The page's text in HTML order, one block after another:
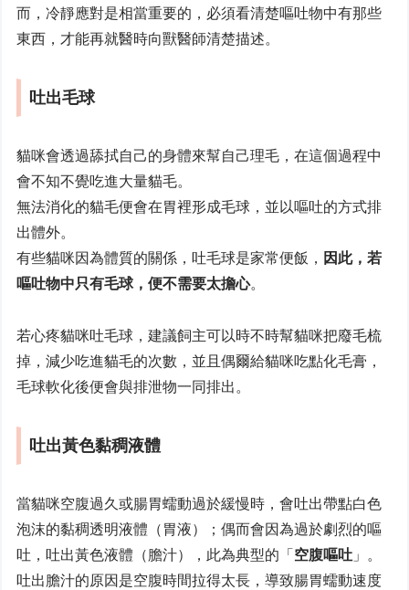
而，冷靜應對是相當重要的，必須看清楚嘔吐物中有那些
東西，才能再就醫時向獸醫師清楚描述。
吐出毛球
貓咪會透過舔拭自己的身體來幫自己理毛，在這個過程中
會不知不覺吃進大量貓毛。
無法消化的貓毛便會在胃裡形成毛球，並以嘔吐的方式排
出體外。
有些貓咪因為體質的關係，吐毛球是家常便飯， 因此，若
嘔吐物中只有毛球，便不需要太擔心。
若心疼貓咪吐毛球，建議飼主可以時不時幫貓咪把廢毛梳
掉，減少吃進貓毛的次數，並且偶爾給貓咪吃點化毛膏，
毛球軟化後便會與排泄物一同排出。
吐出黃色黏稠液體
當貓咪空腹過久或腸胃蠕動過於緩慢時，會吐出帶點白色
泡沫的黏稠透明液體（胃液）；偶而會因為過於劇烈的嘔
吐，吐出黃色液體（膽汁），此為典型的「 空腹嘔吐 」。
吐出膽汁的原因是空腹時間拉得太長，導致腸胃蠕動速度